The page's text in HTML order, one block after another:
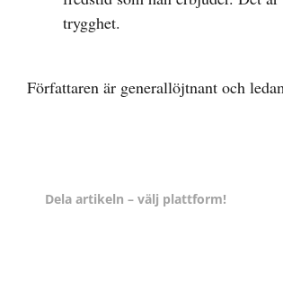
trygghet.
Författaren är generallöjtnant och
Dela artikeln – välj plattform!